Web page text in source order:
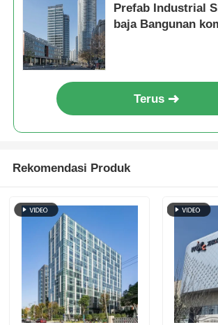
Struktur Baja Bertingkat
Struktur baja industri
Gedung Baja Publik
Prefab Industrial
baja Bangunan
Terus
Rekomendasi Produk